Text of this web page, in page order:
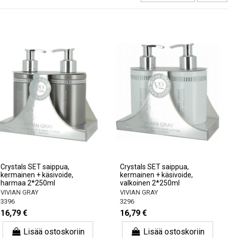
Crystals SET saippua,
kermainen + käsivoide,
harmaa 2*250ml
VIVIAN GRAY
3396
16,79 €
Lisää ostoskoriin
Crystals SET saippua,
kermainen + käsivoide,
valkoinen 2*250ml
VIVIAN GRAY
3296
16,79 €
Lisää ostoskoriin